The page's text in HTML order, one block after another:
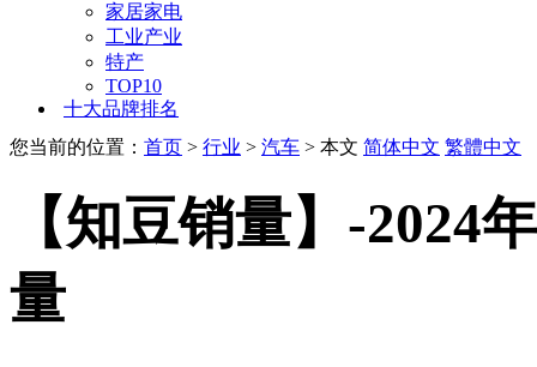
家居家电
工业产业
特产
TOP10
十大品牌排名
您当前的位置： 首页 > 行业 > 汽车 > 本文 简体中文 繁體中文
【知豆销量】-2024
量